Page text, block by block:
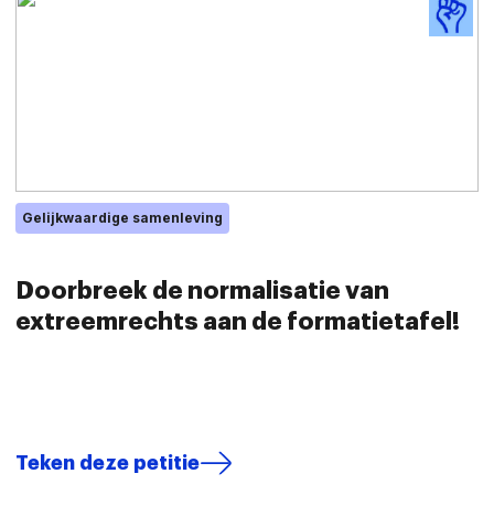
Gelijkwaardige samenleving
Doorbreek de normalisatie van
extreemrechts aan de formatietafel!
Teken deze petitie